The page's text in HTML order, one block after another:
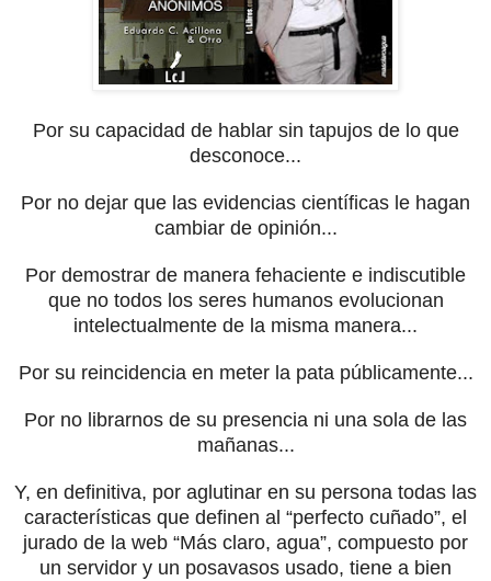
Por su capacidad de hablar sin tapujos de lo que
desconoce...
Por no dejar que las evidencias científicas le hagan
cambiar de opinión...
Por demostrar de manera fehaciente e indiscutible
que no todos los seres humanos evolucionan
intelectualmente de la misma manera...
Por su reincidencia en meter la pata públicamente...
Por no librarnos de su presencia ni una sola de las
mañanas...
Y, en definitiva, por aglutinar en su persona todas las
características que definen al “perfecto cuñado”, el
jurado de la web “Más claro, agua”, compuesto por
un servidor y un posavasos usado, tiene a bien